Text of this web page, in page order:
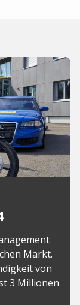
Markt.
von
3 Millionen